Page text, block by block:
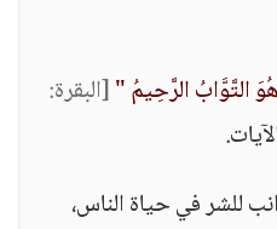
التَّوَّابُ الرَّحِيمُ "[البقرة:
للشر في حياة الناس،